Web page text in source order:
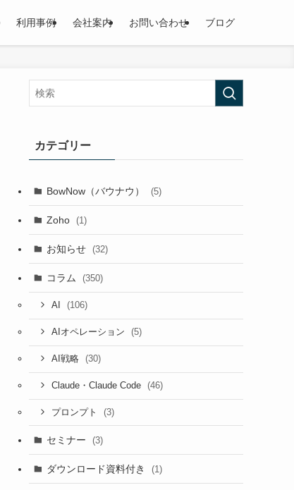
利用事例 会社案内 お問い合わせ ブログ
カテゴリー
BowNow（バウナウ） (5)
Zoho (1)
お知らせ (32)
コラム (350)
AI (106)
AIオペレーション (5)
AI戦略 (30)
Claude・Claude Code (46)
プロンプト (3)
セミナー (3)
ダウンロード資料付き (1)